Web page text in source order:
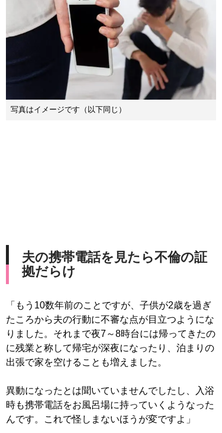
写真はイメージです（以下同じ）
夫の携帯電話を見たら不倫の証
拠だらけ
「もう10数年前のことですが、子供が2歳を過ぎ
たころから夫の行動に不審な点が目立つようにな
りました。それまで夜7～8時台には帰ってきたの
に残業と称して帰宅が深夜になったり、泊まりの
出張で家を空けることも増えました。
異動になったとは聞いていませんでしたし、入浴
時も携帯電話をお風呂場に持っていくようなった
んです。これで怪しまないほうが変ですよ」